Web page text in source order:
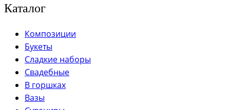
Каталог
Композиции
Букеты
Сладкие наборы
Свадебные
В горшках
Вазы